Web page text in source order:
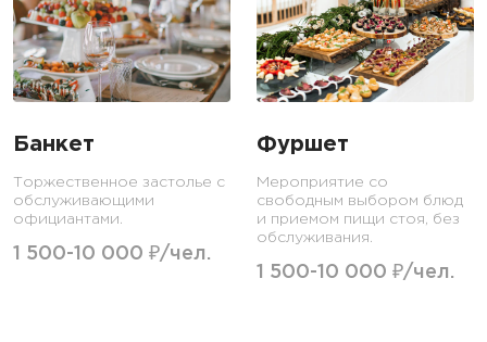
Банкет
Торжественное застолье с
обслуживающими
официантами.
1 500-10 000 ₽/чел.
Фуршет
Мероприятие со
свободным выбором блюд
и приемом пищи стоя, без
обслуживания.
1 500-10 000 ₽/чел.